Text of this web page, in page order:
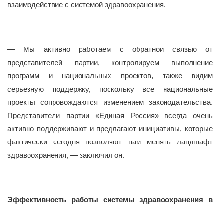
взаимодействие с системой здравоохранения.
— Мы активно работаем с обратной связью от
представителей партии, контролируем выполнение
программ и национальных проектов, также видим
серьезную поддержку, поскольку все национальные
проекты сопровождаются изменением законодательства.
Представители партии «Единая Россия» всегда очень
активно поддерживают и предлагают инициативы, которые
фактически сегодня позволяют нам менять ландшафт
здравоохранения, — заключил он.
Эффективность работы системы здравоохранения в